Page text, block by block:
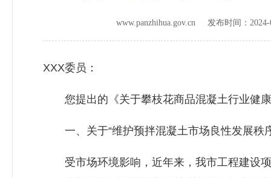
www.panzhihua.gov.cn 发布时间：
XXX委员：
您提出的《关于攀枝花商品混凝土行业健康
一、关于“维护预拌混凝土市场良性发展秩
受市场环境影响，近年来，我市工程建设项